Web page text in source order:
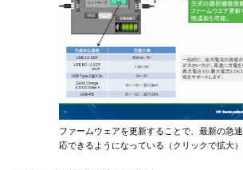
ファームウェアを更新することで、最新の急
応できるようになっている（クリックで拡大）